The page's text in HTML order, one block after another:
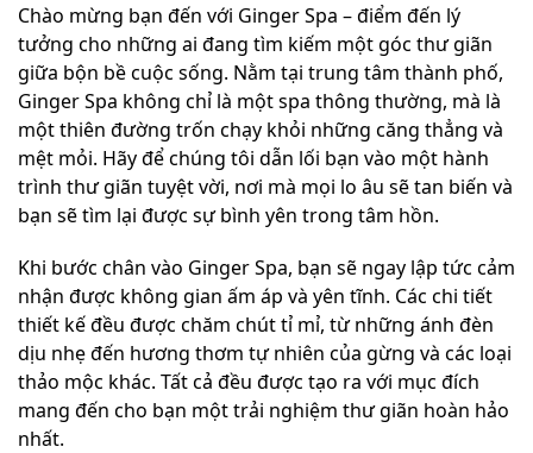
Chào mừng bạn đến với Ginger Spa – điểm đến lý
tưởng cho những ai đang tìm kiếm một góc thư giãn
giữa bộn bề cuộc sống. Nằm tại trung tâm thành phố,
Ginger Spa không chỉ là một spa thông thường, mà là
một thiên đường trốn chạy khỏi những căng thẳng và
mệt mỏi. Hãy để chúng tôi dẫn lối bạn vào một hành
trình thư giãn tuyệt vời, nơi mà mọi lo âu sẽ tan biến và
bạn sẽ tìm lại được sự bình yên trong tâm hồn.
Khi bước chân vào Ginger Spa, bạn sẽ ngay lập tức cảm
nhận được không gian ấm áp và yên tĩnh. Các chi tiết
thiết kế đều được chăm chút tỉ mỉ, từ những ánh đèn
dịu nhẹ đến hương thơm tự nhiên của gừng và các loại
thảo mộc khác. Tất cả đều được tạo ra với mục đích
mang đến cho bạn một trải nghiệm thư giãn hoàn hảo
nhất.